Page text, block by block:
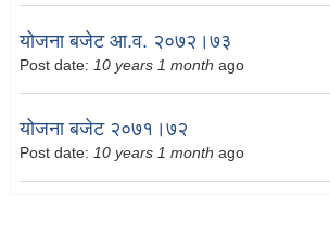
योजना बजेट आ.व. २०७२।७३
Post date: 10 years 1 month ago
योजना बजेट २०७१।७२
Post date: 10 years 1 month ago